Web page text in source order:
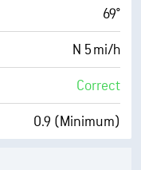
69°
N 5 mi/h
Correct
0.9 (Minimum)